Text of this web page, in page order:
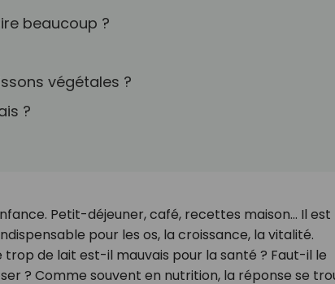
beaucoup ?
végétales ?
?
Petit-déjeuner, café, recettes maison… Il est
pour les os, la croissance, la vitalité.
de lait est-il mauvais pour la santé ? Faut-il le
? Comme souvent en nutrition, la réponse se